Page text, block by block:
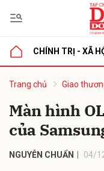
CHÍNH TRỊ - XÃ
Trang chủ Giao
Màn hình
của
NGUYỄN CHUẨN 04/
luận